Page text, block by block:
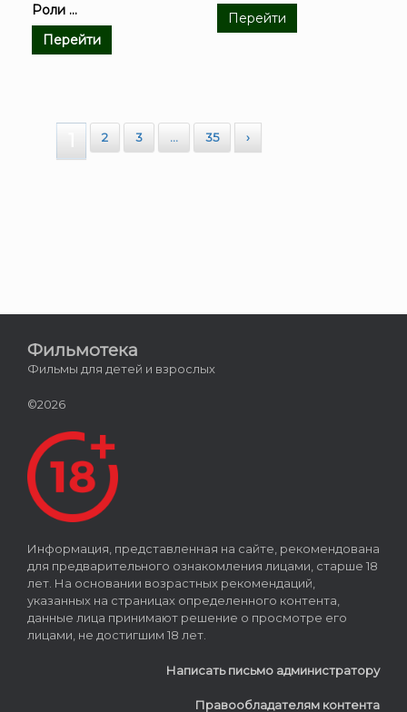
Роли ...
Перейти
Перейти
2 3 … 35 ›
Фильмотека
Фильмы для детей и взрослых
©2026
Информация, представленная на сайте, рекомендована
для предварительного ознакомления лицами, старше 18
лет. На основании возрастных рекомендаций,
указанных на страницах определенного контента,
данные лица принимают решение о просмотре его
лицами, не достигшим 18 лет.
Написать письмо администратору
Правообладателям контента